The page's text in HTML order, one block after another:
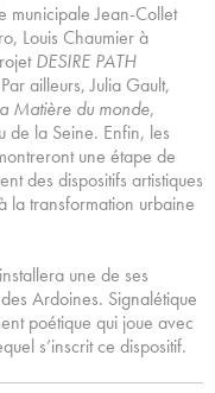
municipale Jean-Collet
Louis Chaumier à
DESIRE PATH
ailleurs, Julia Gault,
Matière du monde,
de la Seine. Enfin, les
une étape de
des dispositifs artistiques
la transformation urbaine
une de ses
Ardoines. Signalétique
poétique qui joue avec
s’inscrit ce dispositif.